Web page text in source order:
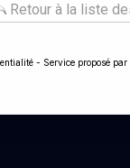
Retour à la liste
- Service proposé par